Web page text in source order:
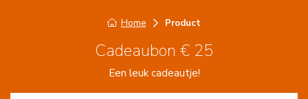
Home Product
Cadeaubon € 25
Een leuk cadeautje!